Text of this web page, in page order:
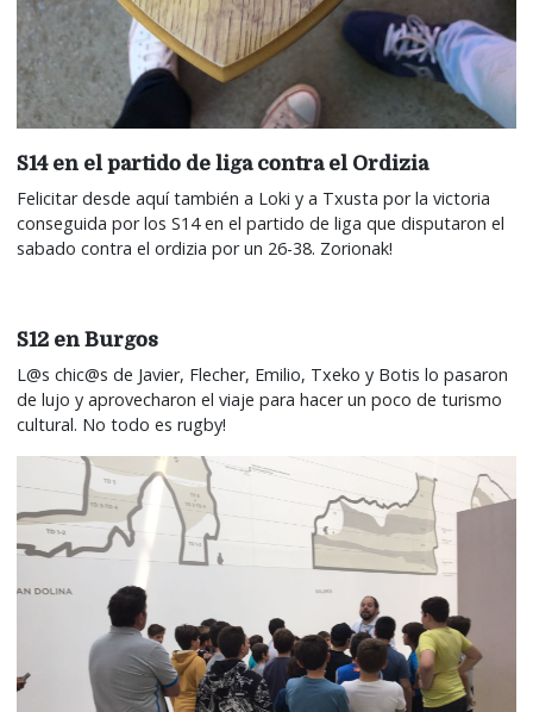
S14 en el partido de liga contra el Ordizia
Felicitar desde aquí también a Loki y a Txusta por la victoria
conseguida por los S14 en el partido de liga que disputaron el
sabado contra el ordizia por un 26-38. Zorionak!
S12 en Burgos
L@s chic@s de Javier, Flecher, Emilio, Txeko y Botis lo pasaron
de lujo y aprovecharon el viaje para hacer un poco de turismo
cultural. No todo es rugby!